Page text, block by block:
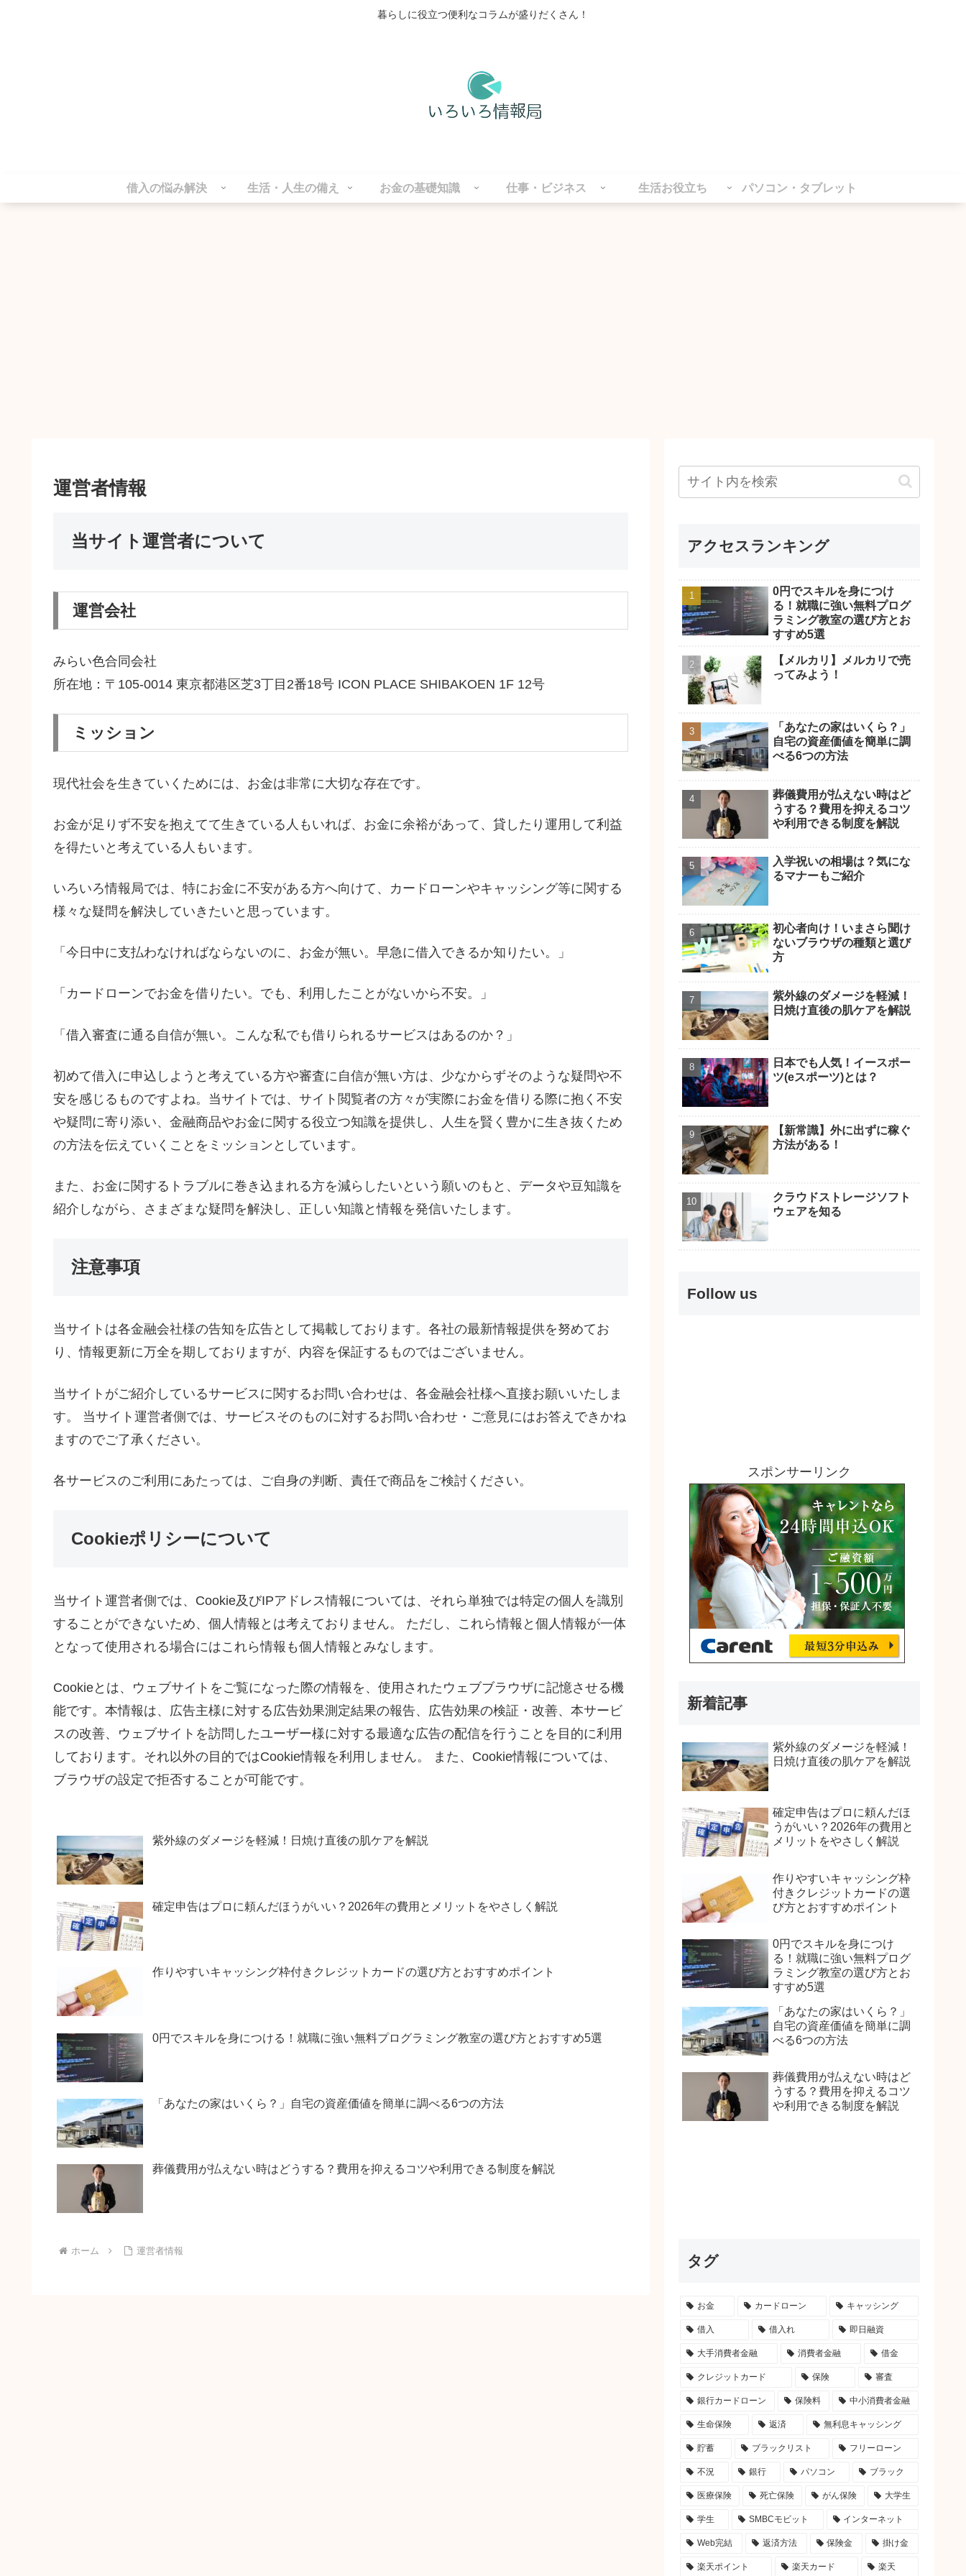
暮らしに役立つ便利なコラムが盛りだくさん！
借入の悩み解決 生活・人生の備え お金の基礎知識 仕事・ビジネス 生活お役立ち パソコン・タブレット
運営者情報
当サイト運営者について
運営会社
みらい色合同会社
所在地：〒105-0014 東京都港区芝3丁目2番18号 ICON PLACE SHIBAKOEN 1F 12号
ミッション
現代社会を生きていくためには、お金は非常に大切な存在です。
お金が足りず不安を抱えてて生きている人もいれば、お金に余裕があって、貸したり運用して利益
を得たいと考えている人もいます。
いろいろ情報局では、特にお金に不安がある方へ向けて、カードローンやキャッシング等に関する
様々な疑問を解決していきたいと思っています。
「今日中に支払わなければならないのに、お金が無い。早急に借入できるか知りたい。」
「カードローンでお金を借りたい。でも、利用したことがないから不安。」
「借入審査に通る自信が無い。こんな私でも借りられるサービスはあるのか？」
初めて借入に申込しようと考えている方や審査に自信が無い方は、少なからずそのような疑問や不
安を感じるものですよね。当サイトでは、サイト閲覧者の方々が実際にお金を借りる際に抱く不安
や疑問に寄り添い、金融商品やお金に関する役立つ知識を提供し、人生を賢く豊かに生き抜くため
の方法を伝えていくことをミッションとしています。
また、お金に関するトラブルに巻き込まれる方を減らしたいという願いのもと、データや豆知識を
紹介しながら、さまざまな疑問を解決し、正しい知識と情報を発信いたします。
注意事項
当サイトは各金融会社様の告知を広告として掲載しております。各社の最新情報提供を努めてお
り、情報更新に万全を期しておりますが、内容を保証するものではございません。
当サイトがご紹介しているサービスに関するお問い合わせは、各金融会社様へ直接お願いいたしま
す。 当サイト運営者側では、サービスそのものに対するお問い合わせ・ご意見にはお答えできかね
ますのでご了承ください。
各サービスのご利用にあたっては、ご自身の判断、責任で商品をご検討ください。
Cookieポリシーについて
当サイト運営者側では、Cookie及びIPアドレス情報については、それら単独では特定の個人を識別
することができないため、個人情報とは考えておりません。 ただし、これら情報と個人情報が一体
となって使用される場合にはこれら情報も個人情報とみなします。
Cookieとは、ウェブサイトをご覧になった際の情報を、使用されたウェブブラウザに記憶させる機
能です。本情報は、広告主様に対する広告効果測定結果の報告、広告効果の検証・改善、本サービ
スの改善、ウェブサイトを訪問したユーザー様に対する最適な広告の配信を行うことを目的に利用
しております。それ以外の目的ではCookie情報を利用しません。 また、Cookie情報については、
ブラウザの設定で拒否することが可能です。
紫外線のダメージを軽減！日焼け直後の肌ケアを解説
確定申告はプロに頼んだほうがいい？2026年の費用とメリットをやさしく解説
作りやすいキャッシング枠付きクレジットカードの選び方とおすすめポイント
0円でスキルを身につける！就職に強い無料プログラミング教室の選び方とおすすめ5選
「あなたの家はいくら？」自宅の資産価値を簡単に調べる6つの方法
葬儀費用が払えない時はどうする？費用を抑えるコツや利用できる制度を解説
ホーム 運営者情報
アクセスランキング
0円でスキルを身につけ
る！就職に強い無料プログ
ラミング教室の選び方とお
すすめ5選
【メルカリ】メルカリで売
ってみよう！
「あなたの家はいくら？」
自宅の資産価値を簡単に調
べる6つの方法
葬儀費用が払えない時はど
うする？費用を抑えるコツ
や利用できる制度を解説
入学祝いの相場は？気にな
るマナーもご紹介
初心者向け！いまさら聞け
ないブラウザの種類と選び
方
紫外線のダメージを軽減！
日焼け直後の肌ケアを解説
日本でも人気！イースポー
ツ(eスポーツ)とは？
【新常識】外に出ずに稼ぐ
方法がある！
クラウドストレージソフト
ウェアを知る
Follow us
スポンサーリンク
新着記事
紫外線のダメージを軽減！
日焼け直後の肌ケアを解説
確定申告はプロに頼んだほ
うがいい？2026年の費用と
メリットをやさしく解説
作りやすいキャッシング枠
付きクレジットカードの選
び方とおすすめポイント
0円でスキルを身につけ
る！就職に強い無料プログ
ラミング教室の選び方とお
すすめ5選
「あなたの家はいくら？」
自宅の資産価値を簡単に調
べる6つの方法
葬儀費用が払えない時はど
うする？費用を抑えるコツ
や利用できる制度を解説
タグ
お金 カードローン キャッシング
借入 借入れ 即日融資
大手消費者金融 消費者金融 借金
クレジットカード 保険 審査
銀行カードローン 保険料 中小消費者金融
生命保険 返済 無利息キャッシング
貯蓄 ブラックリスト フリーローン
不況 銀行 パソコン ブラック
医療保険 死亡保険 がん保険 大学生
学生 SMBCモビット インターネット
Web完結 返済方法 保険金 掛け金
楽天ポイント 楽天カード 楽天